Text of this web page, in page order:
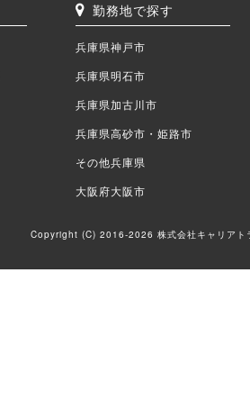
勤務地で探す
兵庫県神戸市
兵庫県明石市
兵庫県加古川市
兵庫県高砂市・姫路市
その他兵庫県
大阪府大阪市
Copyright (C) 2016-2026 株式会社キャリアト